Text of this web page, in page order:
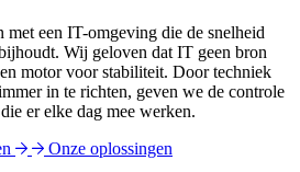
met een IT-omgeving die de snelheid
Wij geloven dat IT geen bron
motor voor stabiliteit. Door techniek
in te richten, geven we de controle
er elke dag mee werken.
Onze oplossingen